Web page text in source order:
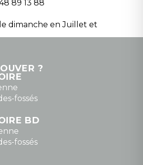
89 13 88
dimanche en Juillet et
griffe-noire.com
?
fossés
BD
fossés